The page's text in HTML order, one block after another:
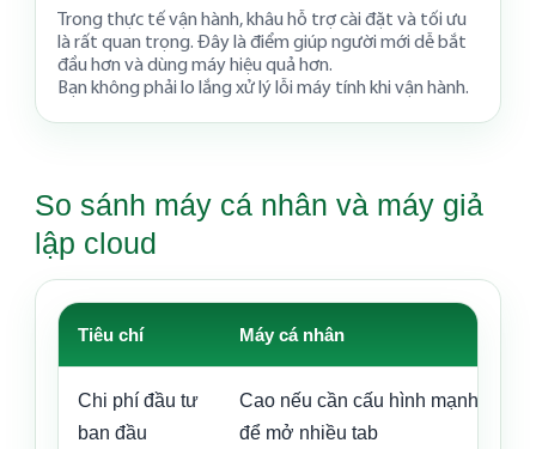
Trong thực tế vận hành, khâu hỗ trợ cài đặt và tối ưu
là rất quan trọng. Đây là điểm giúp người mới dễ bắt
đầu hơn và dùng máy hiệu quả hơn.
Bạn không phải lo lắng xử lý lỗi máy tính khi vận hành.
So sánh máy cá nhân và máy giả
lập cloud
Tiêu chí Máy cá nhân
Chi phí đầu tư
ban đầu
Cao nếu cần cấu hình mạnh
để mở nhiều tab